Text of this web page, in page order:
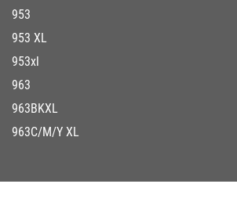
953
953 XL
953xl
963
963BKXL
963C/M/Y XL